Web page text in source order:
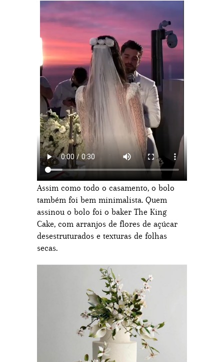
Assim como todo o casamento, o bolo
também foi bem minimalista. Quem
assinou o bolo foi o baker The King
Cake, com arranjos de flores de açúcar
desestruturados e texturas de folhas
secas.